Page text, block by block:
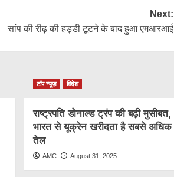
Next:
सांप की रीढ़ की हड्डी टूटने के बाद हुआ एमआरआई
टॉप न्यूज़ विदेश
राष्ट्रप​ति डोनाल्ड ट्रंप की बढ़ी मुसीबत,
भारत से यूक्रेन खरीदता है सबसे अधिक
तेल
AMC August 31, 2025